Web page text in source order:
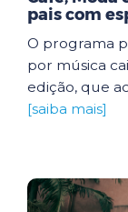
pais com
O programa
por música
edição, que
[saiba mais]